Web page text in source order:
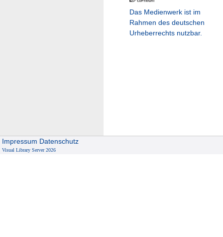
Das Medienwerk ist im
Rahmen des deutschen
Urheberrechts nutzbar.
Impressum Datenschutz
Visual Library Server 2026